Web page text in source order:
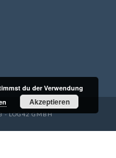
- LOG42 GMBH
du der Verwendung
Akzeptieren